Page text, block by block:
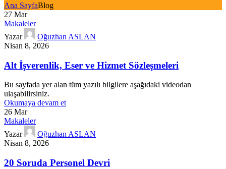
Ana SayfaBlog
27 Mar
Makaleler
Yazar
Oğuzhan ASLAN
Nisan 8, 2026
Alt İşverenlik, Eser ve Hizmet Sözleşmeleri
Bu sayfada yer alan tüm yazılı bilgilere aşağıdaki videodan
ulaşabilirsiniz.
Okumaya devam et
26 Mar
Makaleler
Yazar
Oğuzhan ASLAN
Nisan 8, 2026
20 Soruda Personel Devri